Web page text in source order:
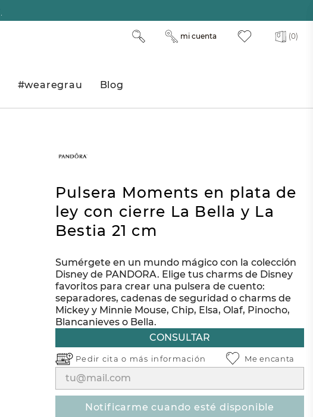
(0)
mi cuenta
#wearegrau Blog
Pulsera Moments en plata de
ley con cierre La Bella y La
Bestia 21 cm
Sumérgete en un mundo mágico con la colección
Disney de PANDORA. Elige tus charms de Disney
favoritos para crear una pulsera de cuento:
separadores, cadenas de seguridad o charms de
Mickey y Minnie Mouse, Chip, Elsa, Olaf, Pinocho,
Blancanieves o Bella.
CONSULTAR
Pedir cita o más información
notificarme cuando esté disponible
Me encanta